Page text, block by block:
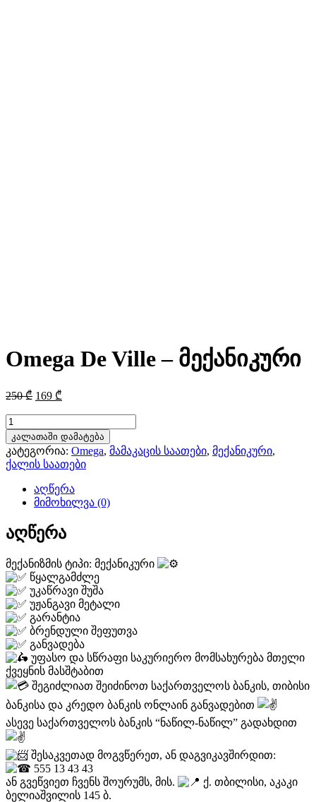
Omega De Ville – მექანიკური
250₾ Original
was:
250 ₾.
169 ₾
is:
169 ₾.
რაოდენობა:
Omega
De
Ville
-
მექანიკური
კალათაში დამატება
კატეგორია: Omega, მამაკაცის საათები, მექანიკური,
ქალის საათები
აღწერა
მიმოხილვა (0)
აღწერა
მექანიზმის ტიპი: მექანიკური
წყალგამძლე
უკაწრავი შუშა
უჟანგავი მეტალი
გარანტია
ბრენდული შეფუთვა
განვადება
უფასო და სწრაფი საკურიერო მომსახურება მთელი
ქვეყნის მასშტაბით
შეგიძლიათ შეიძინოთ საქართველოს ბანკის, თიბისი
ბანკისა და კრედო ბანკის ონლაინ განვადებით
ასევე საქართველოს ბანკის “ნაწილ-ნაწილ” გადახდით
შესაკვეთად მოგვწერეთ, ან დაგვიკავშირდით:
555 13 43 43
ან გვეწვიეთ ჩვენს შოურუმს, მის.
ქ. თბილისი, აკაკი
ბელიაშვილის 145 ბ.